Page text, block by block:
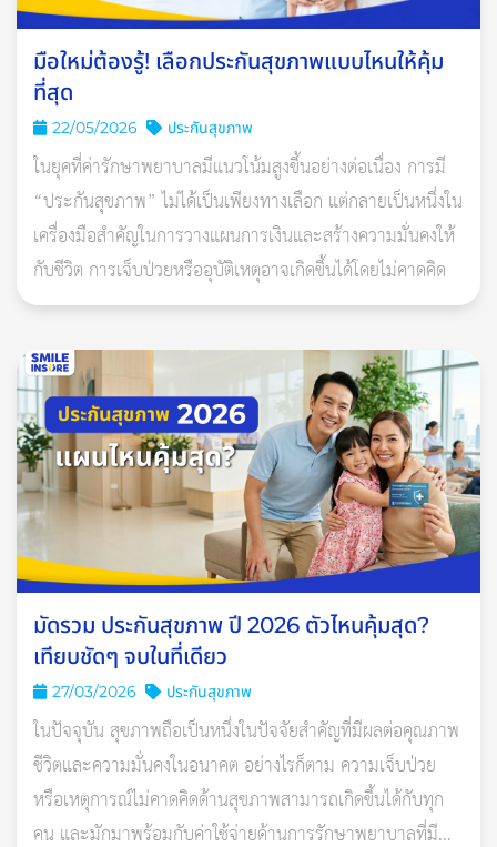
ประกันอัคคีภัย
คนส่วนใหญ่มักมองว่าประกันอัคคีภัยเป็นเรื่องไม่จําเป็น เพราะคิดว่า
เกิดขึ้นได้ตลอดเวลา และอาจส่งผลเสียหายอย่างมหาศาลกับบ้าน
เรือน ทรัพย์สิน และชีวิต
มือใหม่ต้องรู้! เลือกประกันสุขภาพแบบไหนให้คุ้ม
ที่สุด
22/05/2026 ประกันสุขภาพ
ในยุคที่ค่ารักษาพยาบาลมีแนวโน้มสูงขึ้นอย่างต่อเนื่อง การมี
“ประกันสุขภาพ” ไม่ได้เป็นเพียงทางเลือก แต่กลายเป็นหนึ่งใน
เครื่องมือสำคัญในการวางแผนการเงินและสร้างความมั่นคงให้
กับชีวิต การเจ็บป่วยหรืออุบัติเหตุอาจเกิดขึ้นได้โดยไม่คาดคิด
มัดรวม ประกันสุขภาพ ปี 2026 ตัวไหนคุ้มสุด?
เทียบชัดๆ จบในที่เดียว
27/03/2026 ประกันสุขภาพ
ในปัจจุบัน สุขภาพถือเป็นหนึ่งในปัจจัยสำคัญที่มีผลต่อคุณภาพ
ชีวิตและความมั่นคงในอนาคต อย่างไรก็ตาม ความเจ็บป่วย
หรือเหตุการณ์ไม่คาดคิดด้านสุขภาพสามารถเกิดขึ้นได้กับทุก
คน และมักมาพร้อมกับค่าใช้จ่ายด้านการรักษาพยาบาลที่มี